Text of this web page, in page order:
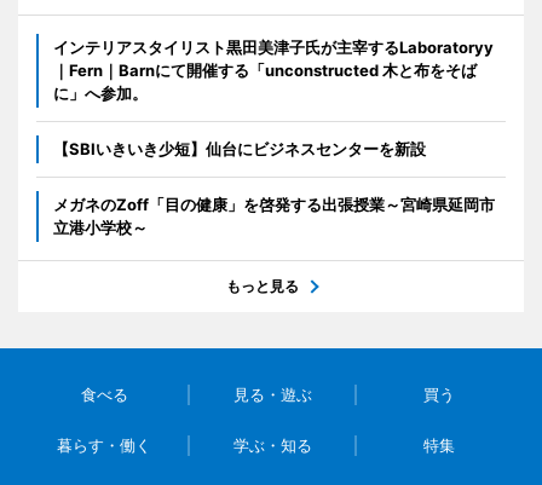
インテリアスタイリスト黒田美津子氏が主宰するLaboratoryy
｜Fern｜Barnにて開催する「unconstructed 木と布をそば
に」へ参加。
【SBIいきいき少短】仙台にビジネスセンターを新設
メガネのZoff「目の健康」を啓発する出張授業～宮崎県延岡市
立港小学校～
もっと見る
食べる 見る・遊ぶ 買う
暮らす・働く 学ぶ・知る 特集